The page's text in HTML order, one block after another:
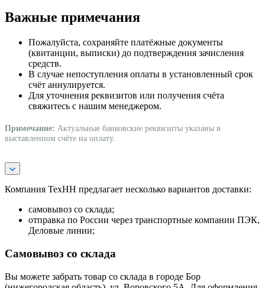
Важные примечания
Пожалуйста, сохраняйте платёжные документы
(квитанции, выписки) до подтверждения зачисления
средств.
В случае непоступления оплаты в установленный срок
счёт аннулируется.
Для уточнения реквизитов или получения счёта
свяжитесь с нашим менеджером.
Примечание: Актуальные банковские реквизиты указаны в
выставленном счёте на оплату.
Компания ТехНН предлагает несколько вариантов доставки:
самовывоз со склада;
отправка по России через транспортные компании ПЭК,
Деловые линии;
Самовывоз со склада
Вы можете забрать товар со склада в городе Бор